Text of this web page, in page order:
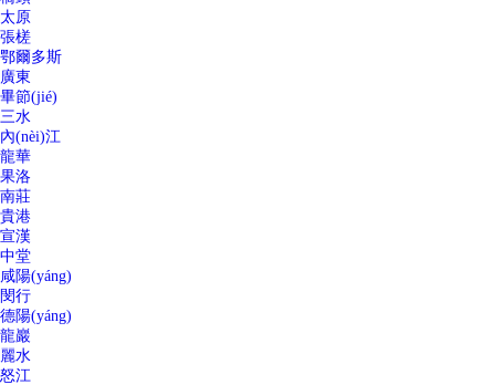
太原
張槎
鄂爾多斯
廣東
畢節(jié)
三水
內(nèi)江
龍華
果洛
南莊
貴港
宣漢
中堂
咸陽(yáng)
閔行
德陽(yáng)
龍巖
麗水
怒江